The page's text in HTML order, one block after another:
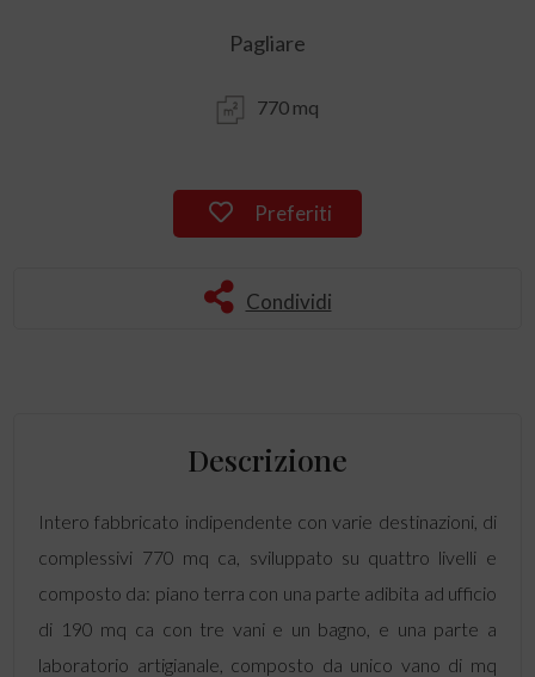
Pagliare
770 mq
Preferiti
Condividi
Descrizione
Intero fabbricato indipendente con varie destinazioni, di
complessivi 770 mq ca, sviluppato su quattro livelli e
composto da: piano terra con una parte adibita ad ufficio
di 190 mq ca con tre vani e un bagno, e una parte a
laboratorio artigianale, composto da unico vano di mq